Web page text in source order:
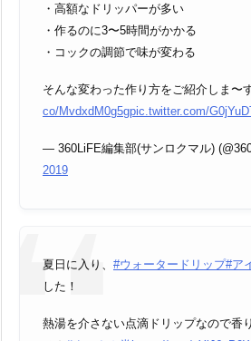
・高額なドリッパーが多い
・作るのに3〜5時間がかかる
・コックの調節で味が変わる
そんな変わった作り方をご紹介しま〜
co/MvdxdM0g5gpic.twitter.com/
— 360LiFE編集部(サンロクマル)
2019
夏日に入り、 #ウォータードリップ#ア
した！
熱湯を介さない点滴ドリップなので香